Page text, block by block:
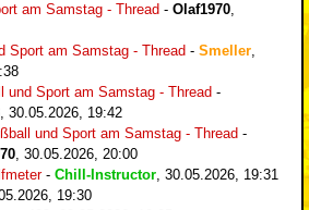
am Samstag - Thread - Olaf1970,
Sport am Samstag - Thread - Smeller,
und Sport am Samstag - Thread -
, 30.05.2026, 19:42
und Sport am Samstag - Thread -
, 30.05.2026, 20:00
- Chill-Instructor, 30.05.2026, 19:31
19:30